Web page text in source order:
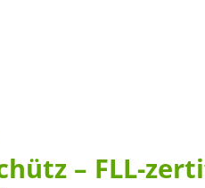
– FLL-